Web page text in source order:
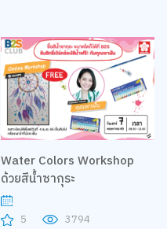
Water Colors Workshop
ด้วยสีน้ำซากุระ
5 3794